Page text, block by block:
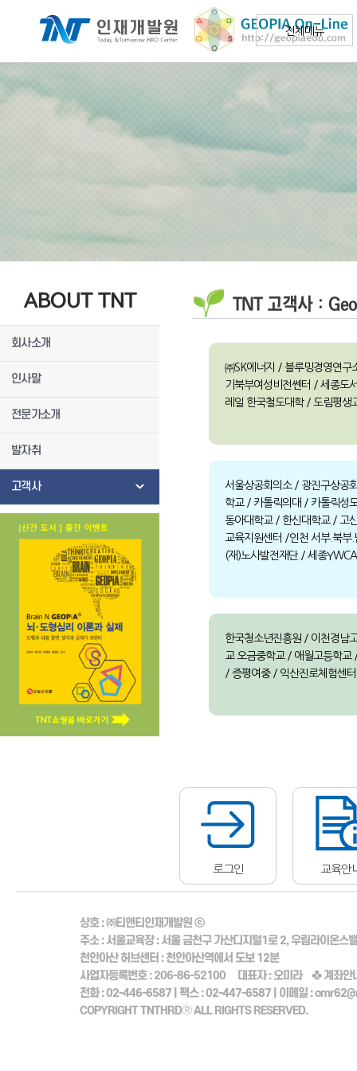
전체메뉴
ABOUT TNT
회사소개
인사말
전문가소개
발자취
고객사
TNT 고객사 :
㈜SK에너지 / 블루밍경영연
기북부여성비전쎈터 / 세종도
레일 한국철도대학 / 도림평
서울상공회의소 / 광진구상공
학교 / 카톨릭의대 / 카톨릭성
동아대학교 / 한신대학교 / 고
교육지원센터 /인천 서부.북부
(재)노사발전재단 / 세종
한국청소년진흥원 / 이천경남
교 오금중학교 / 애월고등학
/ 증평여중 / 익산진로체험센
로그인 교육안
상호 :㈜티앤티인재개발원 ⓒ
주소 : 서울교육장: 서울 금천구 가산디지털1로 2, 우림라이온스
천안아산 허브센터 : 천안아산역에서 도보 12분
사업자등록번호 :206-86-52100 대표자 :오미라 ♣ 계좌안
전화 :02-446-6587 | 팩스 :02-447-6587 | 이메일 :
COPYRIGHT TNTHRDⓇ ALL RIGHTS RESERVED.